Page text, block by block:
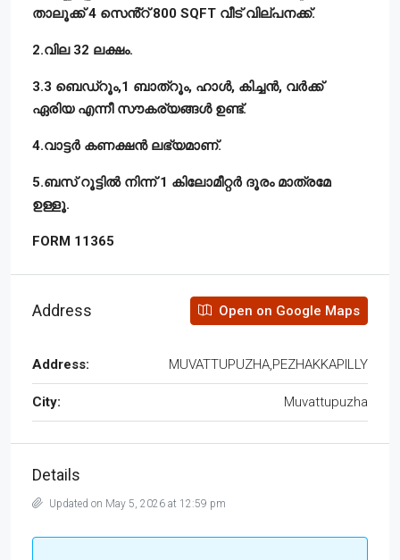
താലൂക്ക് 4 സെൻ്റ് 800 SQFT വീട് വില്പനക്ക്.
2.വില 32 ലക്ഷം.
3.3 ബെഡ്റൂം,1 ബാത്റൂം, ഹാൾ, കിച്ചൻ, വർക്ക്
ഏരിയ എന്നീ സൗകര്യങ്ങൾ ഉണ്ട്.
4.വാട്ടർ കണക്ഷൻ ലഭ്യമാണ്.
5.ബസ് റൂട്ടിൽ നിന്ന് 1 കിലോമീറ്റർ ദൂരം മാത്രമേ
ഉള്ളൂ.
FORM 11365
Address Open on Google Maps
Address: MUVATTUPUZHA,PEZHAKKAPILLY
City: Muvattupuzha
Details
Updated on May 5, 2026 at 12:59 pm